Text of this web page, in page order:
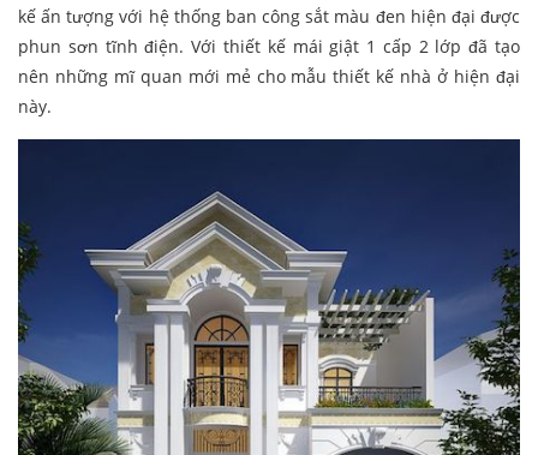
kế ấn tượng với hệ thống ban công sắt màu đen hiện đại được
phun sơn tĩnh điện. Với thiết kế mái giật 1 cấp 2 lớp đã tạo
nên những mĩ quan mới mẻ cho mẫu thiết kế nhà ở hiện đại
này.